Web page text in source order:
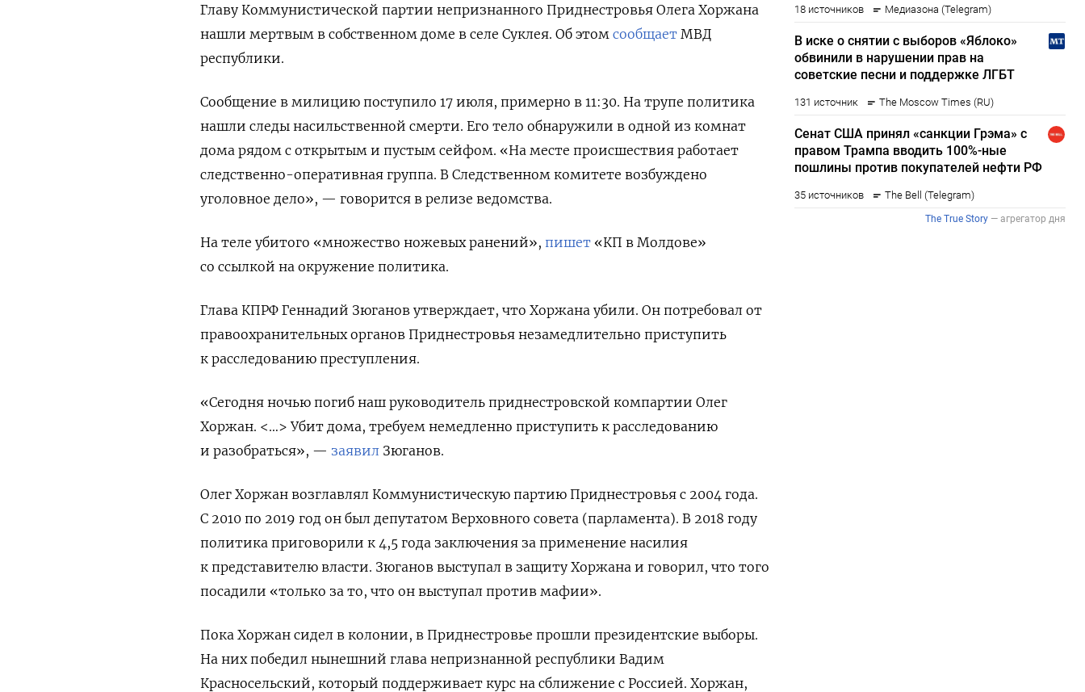
Главу Коммунистической партии непризнанного Приднестровья Олега Хоржана
нашли мертвым в собственном доме в селе Суклея. Об этом сообщает МВД
республики.
Сообщение в милицию поступило 17 июля, примерно в 11:30. На трупе политика
нашли следы насильственной смерти. Его тело обнаружили в одной из комнат
дома рядом с открытым и пустым сейфом. «На месте происшествия работает
следственно-оперативная группа. В Следственном комитете возбуждено
уголовное дело», — говорится в релизе ведомства.
На теле убитого «множество ножевых ранений», пишет «КП в Молдове»
со ссылкой на окружение политика.
Глава КПРФ Геннадий Зюганов утверждает, что Хоржана убили. Он потребовал от
правоохранительных органов Приднестровья незамедлительно приступить
к расследованию преступления.
«Сегодня ночью погиб наш руководитель приднестровской компартии Олег
Хоржан. <…> Убит дома, требуем немедленно приступить к расследованию
и разобраться», — заявил Зюганов.
Олег Хоржан возглавлял Коммунистическую партию Приднестровья с 2004 года.
С 2010 по 2019 год он был депутатом Верховного совета (парламента). В 2018 году
политика приговорили к 4,5 года заключения за применение насилия
к представителю власти. Зюганов выступал в защиту Хоржана и говорил, что того
посадили «только за то, что он выступал против мафии».
Пока Хоржан сидел в колонии, в Приднестровье прошли президентские выборы.
На них победил нынешний глава непризнанной республики Вадим
Красносельский, который поддерживает курс на сближение с Россией. Хоржан,